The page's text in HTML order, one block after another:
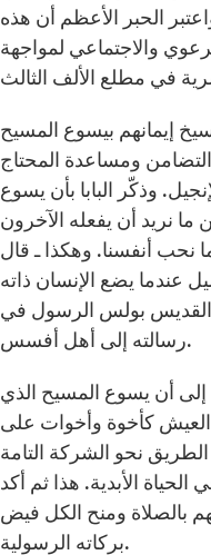
الحبر الأعظم أن هذه
والاجتماعي لمواجهة
إيمانهم بيسوع المسيح
ومساعدة المحتاج
وذكّر البابا بأن يسوع
ما نريد أن يفعله الآخرون
نحب أنفسنا. وهكذا ـ قال
عندما يضع الإنسان ذاته
القديس بولس الرسول في
رسالته إلى أهل أفسس.
إلى أن يسوع المسيح الذي
العيش كأخوة وأخوات على
نحو الشركة التامة
الأبدية. هذا ثم أكد
بالصلاة ومنح الكل فيض
بركاته الرسولية.